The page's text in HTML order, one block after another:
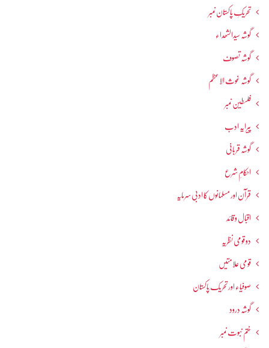
تحریکِ پاکستان نمبر
گوشہ سیدالشھداء
گوشہ تصوف
گوشہ غوث الاعظم
فلسطین نمبر
پیرایہ ادب
گوشہ قربانی
احکامِ شرع
قرآن اور مسلمانوں کا ادبی سرمایہ
اقبال و قائد
دو قومی نظریہ
قومی علامتیں
صوفیاء اور تحریک ِپاکستان
گوشہ درود
ختم نبوت نمبر